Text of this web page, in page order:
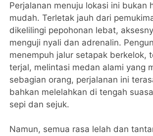
Perjalanan menuju lokasi ini bukan
mudah. Terletak jauh dari
dikelilingi pepohonan lebat,
menguji nyali dan adrenalin.
menempuh jalur setapak berkelok,
terjal, melintasi medan alami yang
sebagian orang, perjalanan ini
bahkan melelahkan di tengah
sepi dan sejuk.
Namun, semua rasa lelah dan